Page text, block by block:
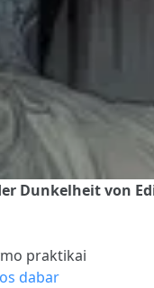
Dunkelheit von
praktikai
dabar